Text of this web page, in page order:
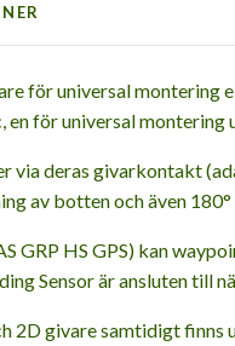
för universal montering
en för universal
deras givarkontakt
av botten och även
GRP HS GPS) kan
Sensor är ansluten till
2D givare samtidigt